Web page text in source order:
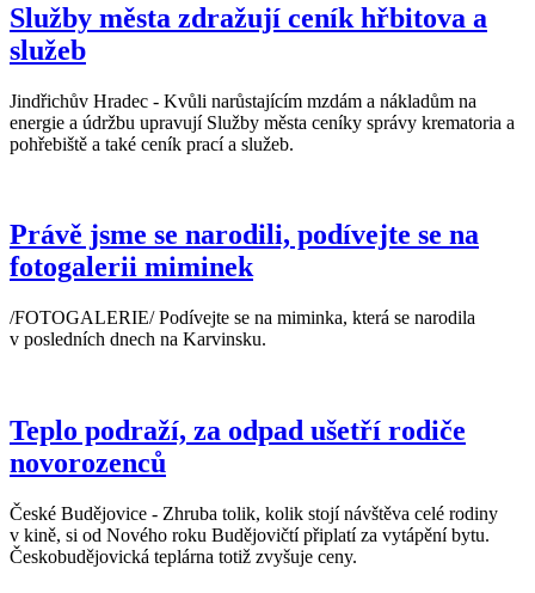
Služby města zdražují ceník hřbitova a
služeb
Jindřichův Hradec - Kvůli narůstajícím mzdám a nákladům na
energie a údržbu upravují Služby města ceníky správy krematoria a
pohřebiště a také ceník prací a služeb.
Právě jsme se narodili, podívejte se na
fotogalerii miminek
/FOTOGALERIE/ Podívejte se na miminka, která se narodila
v posledních dnech na Karvinsku.
Teplo podraží, za odpad ušetří rodiče
novorozenců
České Budějovice - Zhruba tolik, kolik stojí návštěva celé rodiny
v kině, si od Nového roku Budějovičtí připlatí za vytápění bytu.
Českobudějovická teplárna totiž zvyšuje ceny.